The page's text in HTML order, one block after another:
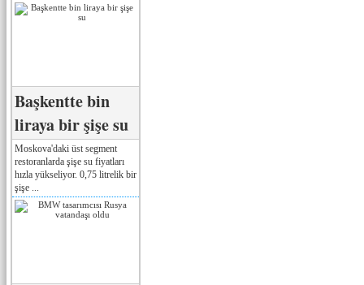
Başkentte bin
liraya bir şişe su
Moskova'daki üst segment
restoranlarda şişe su fiyatları
hızla yükseliyor. 0,75 litrelik bir
şişe ...